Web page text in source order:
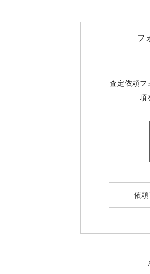
フ
査定依頼フ
項
依頼